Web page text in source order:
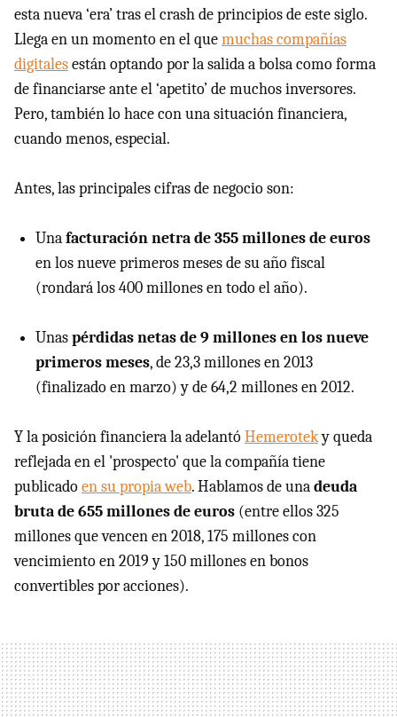
esta nueva ‘era’ tras el crash de principios de este siglo.
Llega en un momento en el quemuchas compañías
digitalesestán optando por la salida a bolsa como forma
de financiarse ante el ‘apetito’ de muchos inversores.
Pero, también lo hace con una situación financiera,
cuando menos, especial.
Antes, las principales cifras de negocio son:
Unafacturación netra de 355 millones de euros
en los nueve primeros meses de su año fiscal
(rondará los 400 millones en todo el año).
Unaspérdidas netas de 9 millones en los nueve
primeros meses, de 23,3 millones en 2013
(finalizado en marzo) y de 64,2 millones en 2012.
Y la posición financiera la adelantóHemeroteky queda
reflejada en el 'prospecto' que la compañía tiene
publicadoen su propia web. Hablamos de unadeuda
bruta de 655 millones de euros (entre ellos 325
millones que vencen en 2018, 175 millones con
vencimiento en 2019 y 150 millones en bonos
convertibles por acciones).